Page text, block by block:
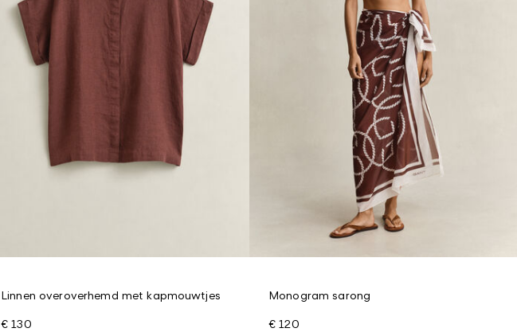
Linnen overoverhemd met kapmouwtjes
€ 130
Monogram sarong
€ 120